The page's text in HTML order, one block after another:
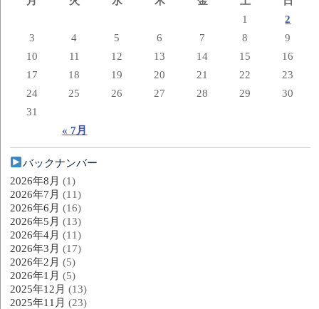
« 7月
1
2
3
4 5 6 7 8
9
10
11 12 13 14 15
16
17
18 19 20 21 22
23
24
25 26 27 28 29
30
31
バックナンバー
2026年8月 (1)
2026年7月 (11)
2026年6月 (16)
2026年5月 (13)
2026年4月 (11)
2026年3月 (17)
2026年2月 (5)
2026年1月 (5)
2025年12月 (13)
2025年11月 (23)